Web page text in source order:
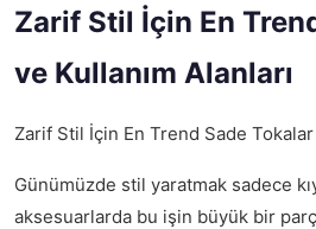
Zarif Stil İçin En
ve Kullanım Alanları
Zarif Stil İçin En Trend Sade Tokalar
Günümüzde stil yaratmak sadece
aksesuarlarda bu işin büyük bir